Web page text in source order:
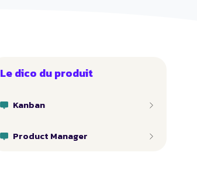
Le dico du produit
Kanban
Product Manager